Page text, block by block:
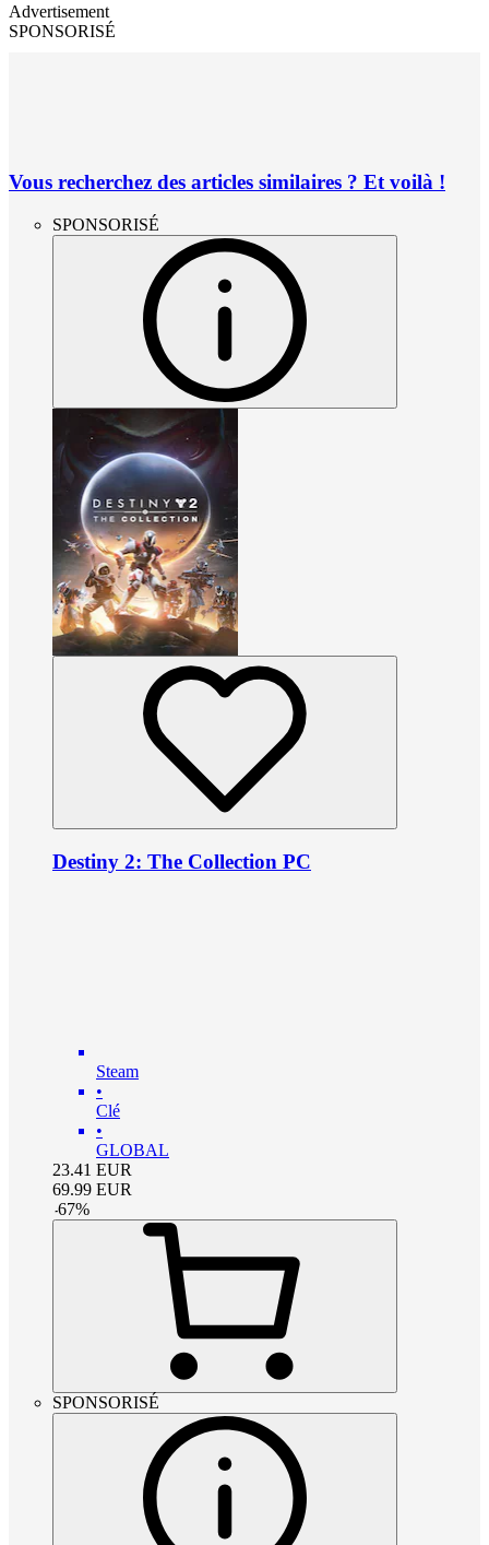
Advertisement
SPONSORISÉ
Vous recherchez des articles similaires ? Et voilà !
SPONSORISÉ
Destiny 2: The Collection PC
Steam
•
Clé
•
GLOBAL
23.41 EUR
69.99 EUR
-67%
SPONSORISÉ